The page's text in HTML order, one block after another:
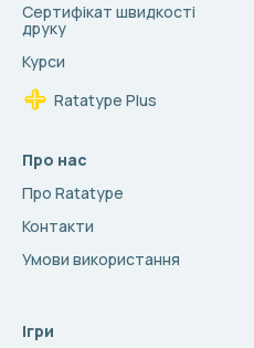
Сертифікат швидкості
друку
Курси
Ratatype Plus
Про нас
Про Ratatype
Контакти
Умови використання
Ігри